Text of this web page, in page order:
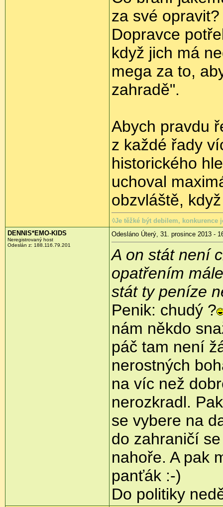
za své
Dopravce
když jich má
mega za to,
zahradě".
Abych pravdu
z každé řady
historického
uchoval
obzvláště,
◊Je těžké být debilem, konkurence
DENNIS*EMO-KIDS
Neregistrovaný host
Odeslán z: 188.116.79.201
Odesláno Úterý, 31. prosince 2013 -
A on stát není
opatřením
stát ty peníze
Penik: chudý ?
nám někdo
páč tam není
nerostných
na víc než
nerozkradl.
se vybere na
do zahraničí
nahoře. A pak
panťák :-)
Do politiky